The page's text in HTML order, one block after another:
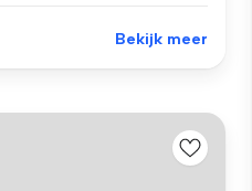
Bekijk meer